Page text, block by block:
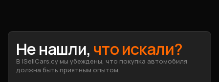
Не нашли, что искали?
В iSellCars.cy мы убеждены, что покупка автомобиля
должна быть приятным опытом.